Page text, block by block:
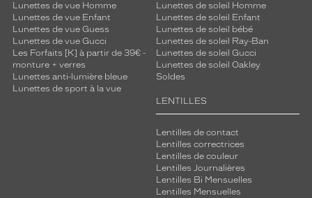
Lunettes de vue Homme
Lunettes de vue Enfant
Lunettes de vue Guess
Lunettes de vue Gucci
Les Forfaits [K] à partir de 39€ -
monture + verres
Lunettes anti-lumière bleue
Lunettes de sport à la vue
Lunettes de soleil Homme
Lunettes de soleil Enfant
Lunettes de soleil bébé
Lunettes de soleil Ray-Ban
Lunettes de soleil Gucci
Lunettes de soleil Oakley
Soldes
LENTILLES
Lentilles de contact
Lentilles correctrices
Lentilles de couleur
Lentilles Journalières
Lentilles Bi Mensuelles
Lentilles Mensuelles